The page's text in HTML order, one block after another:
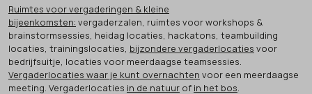
Ruimtes voor vergaderingen & kleine
bijeenkomsten: vergaderzalen, ruimtes voor workshops &
brainstormsessies, heidag locaties, hackatons, teambuilding
locaties, trainingslocaties, bijzondere vergaderlocaties voor
bedrijfsuitje, locaties voor meerdaagse teamsessies.
Vergaderlocaties waar je kunt overnachten voor een meerdaagse
meeting. Vergaderlocaties in de natuur of in het bos.